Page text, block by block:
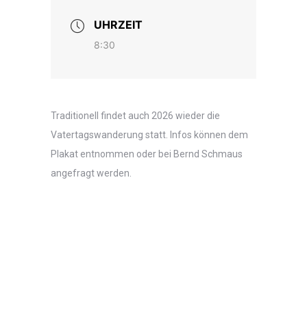
UHRZEIT
8:30
Traditionell findet auch 2026 wieder die
Vatertagswanderung statt. Infos können dem
Plakat entnommen oder bei Bernd Schmaus
angefragt werden.